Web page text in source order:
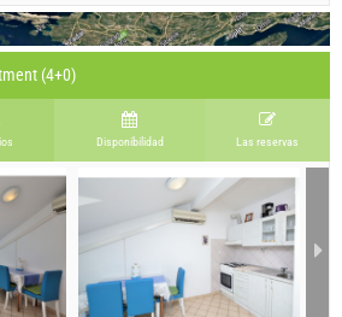
(4+0)
Disponibilidad Las reservas